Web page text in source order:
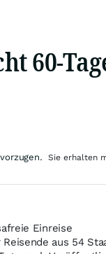
60-
Einreise
aus 54
Sie erhalten